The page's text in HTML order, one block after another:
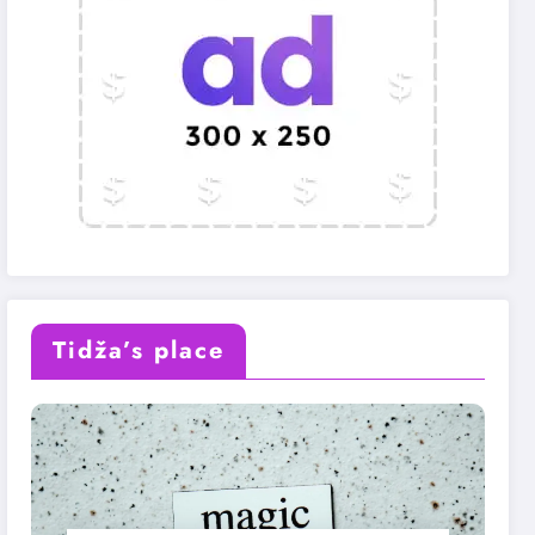
Tidža’s place